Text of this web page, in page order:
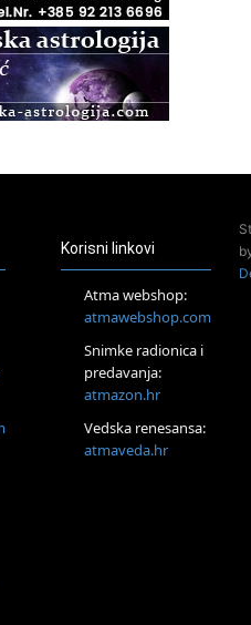
pranom (Basic Pranic
intuicije i Akaša zapisa
hipnoterapeut — nova
Zemlje
radionica sistemskih
koji mijenja tijelo, duh i um
Korisni linkovi
Atma webshop:
atmawebshop.com
Snimke radionica i
predavanja:
atmazon.hr
Vedska renesansa:
atmaveda.hr